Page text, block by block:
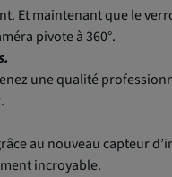
Et maintenant que le
pivote à 360°.
une qualité
au nouveau capteur
incroyable.